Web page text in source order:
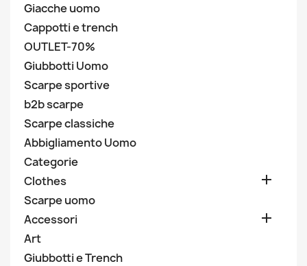
Giacche uomo
Cappotti e trench
OUTLET-70%
Giubbotti Uomo
Scarpe sportive
b2b scarpe
Scarpe classiche
Abbigliamento Uomo
Categorie
Clothes

Scarpe uomo
Accessori

Art
Giubbotti e Trench